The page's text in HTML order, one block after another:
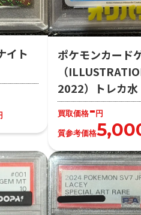
イト
ポケモンカード
（
2022）トレカ水
買取価格-円
質参考価格